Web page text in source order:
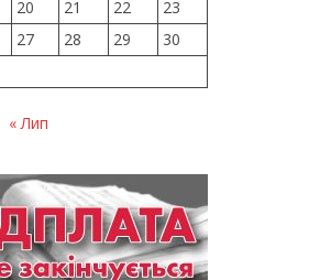
20 21 22
23
27 28 29
30
« Лип